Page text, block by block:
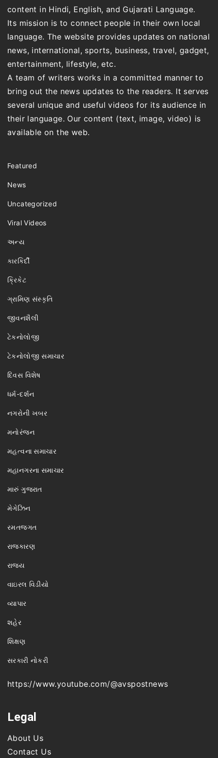
content in Hindi, English, and Gujarati Language.
Its mission is to connect people in their own local
language. The website provides updates on national
news, international, sports, business, travel, gadget,
entertainment, lifestyle, etc.
A team of writers works in a committed manner to
bring out the news updates to the readers. It serves
several unique and useful videos for its audience in
their language. Our content (text, image, video) is
available on the web.
Featured
News
Uncategorized
Viral Videos
અન્ય
કારકિર્દી
ક્રિકેટ
ગ્રામિણ સંસ્કૃતિ
જીવનશૈલી
ટેકનોલોજી
ટેકનોલોજી સમાચાર
દિવસ વિશેષ
ધર્મ-દર્શન
નગરોની ખબર
મનોરંજન
મહત્વના સમાચાર
મહાનગરના સમાચાર
મારું ગુજરાત
મેગેઝિન
રમતજગત
રાજકારણ
રાજ્ય
વાઇરલ વિડીયો
વ્યાપાર
શહેર
શિક્ષણ
સરકારી નોકરી
https://www.youtube.com/@avspostnews
Legal
About Us
Contact Us